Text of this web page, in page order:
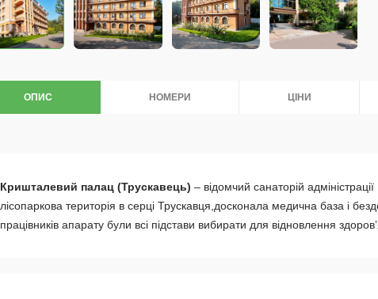
ОПИС НОМЕРИ ЦІНИ
Кришталевий палац (Трускавець) – відомчий санаторій
лісопаркова територія в серці Трускавця,досконала медична база і
працівників апарату були всі підстави вибирати для відновлення